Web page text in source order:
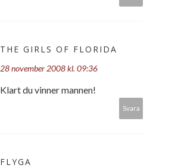
THE GIRLS OF FLORIDA
28 november 2008 kl. 09:36
Klart du vinner mannen!
Svara
FLYGA